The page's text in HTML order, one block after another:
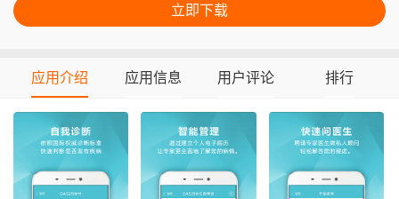
立即下载
应用介绍 应用信息 用户评论 排行